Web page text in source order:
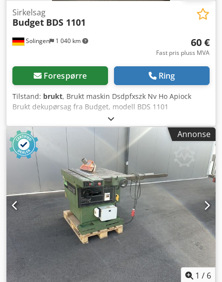
Solingen 1 040 km
Sirkelsag
Budget BDS 1101
60 €
Fast pris pluss MVA
Forespørre Ring
Tilstand: brukt, Brukt maskin Dsdpfxszk Nv Ho Apiock
Brukt dekupørsag fra Budget, modell BDS 1101
Motoreffekt: 70 watt Motorturtall: 1440 o/min
Tilgjengelighet: Kort leveringstid Lokasjon: Solingen
Annonse
1 / 6